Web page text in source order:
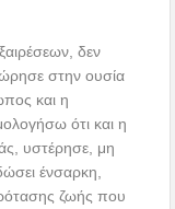
δεν
στην ουσία
και η
ότι και η
υστέρησε, μη
ένσαρκη,
ζωής που